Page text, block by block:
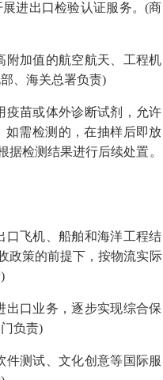
进出口检验认证服务。(商
附加值的航空航天、工程机
、海关总署负责)
疫苗或体外诊断试剂，允许
需检测的，在抽样后即放
检测结果进行后续处置。
口飞机、船舶和海洋工程结
政策的前提下，按物流实际
出口业务，逐步实现综合保
负责)
件测试、文化创意等国际服